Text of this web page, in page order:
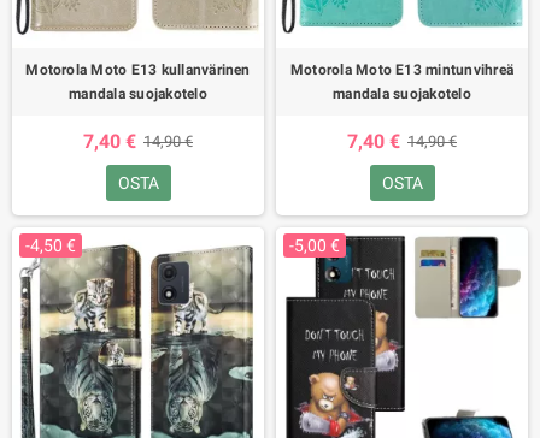
Motorola Moto E13 kullanvärinen
mandala suojakotelo
7,40 € 14,90 €
OSTA
Motorola Moto E13 mintunvihreä
mandala suojakotelo
7,40 € 14,90 €
OSTA
-4,50 € -5,00 €